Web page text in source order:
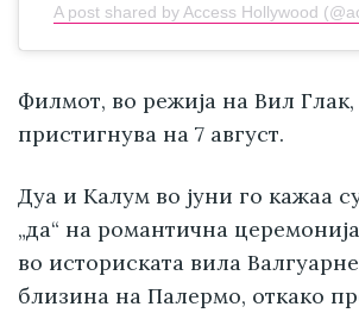
A post shared by Access Hollywood
Филмот, во режија на Вил Глак,
пристигнува на 7 август.
Дуа и Калум во јуни го кажаа
„да“ на романтична
во историската вила
близина на Палермо, откако